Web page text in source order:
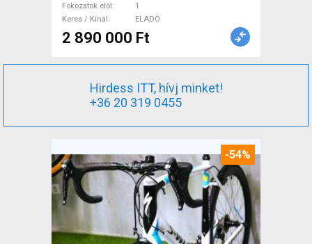
Fokozatok elöl
1
Keres / Kínál
ELADÓ
2 890 000 Ft
Hirdess ITT, hívj minket!
+36 20 319 0455
-54%